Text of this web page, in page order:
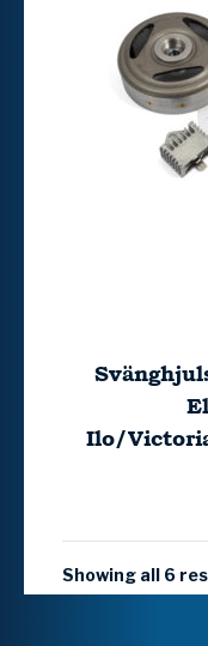
Ilo/
Showing all 6